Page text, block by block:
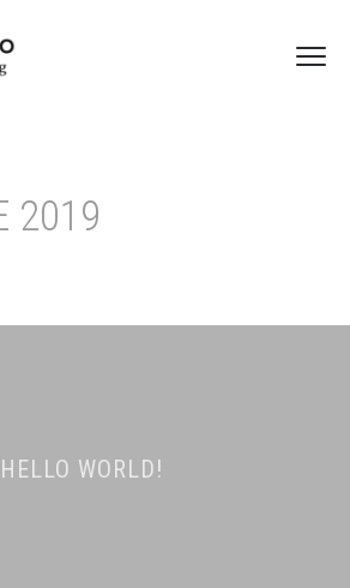
2019
HELLO WORLD!